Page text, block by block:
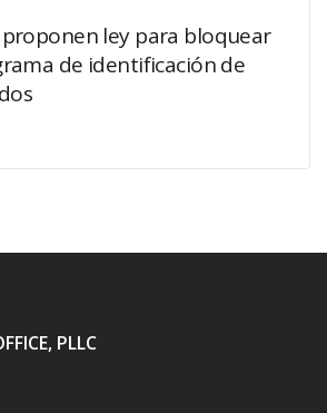
ley para bloquear
de identificación de
PLLC